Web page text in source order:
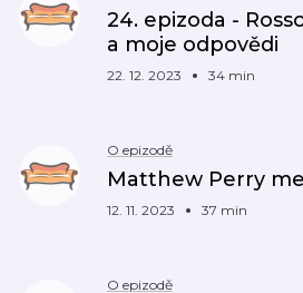
24. epizoda -
a moje odpovědi
22. 12. 2023 34 min
O epizodě
Matthew Perry
12. 11. 2023 37 min
O epizodě